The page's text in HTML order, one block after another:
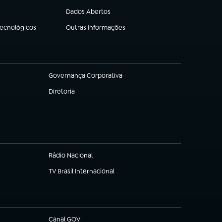
Dados Abertos
(abre em nova aba)
Outras Informações
(abre em nova aba)
Governança Corporativa
(abre em nova aba)
Diretoria
(abre em nova aba)
Rádio Nacional
TV Brasil Internacional
(abre em nova aba)
Canal GOV